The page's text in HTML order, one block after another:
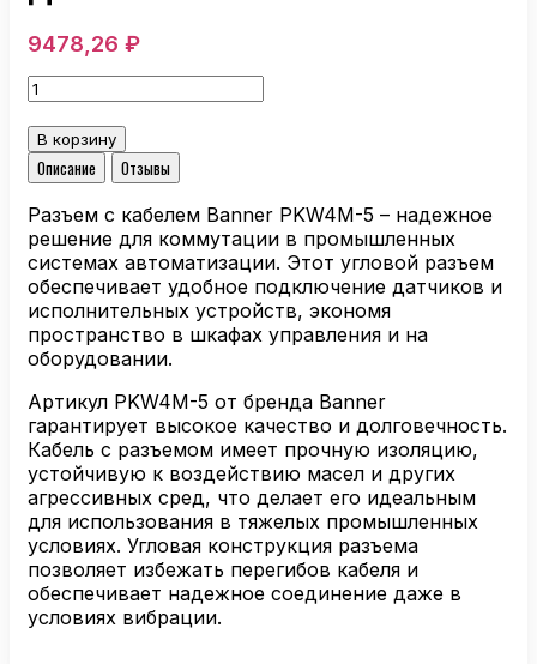
9478,26 ₽
Количество
товара
Разъем
с
кабелем
Banner
PKW4M-
5
В корзину
Описание
Отзывы
Разъем с кабелем Banner PKW4M-5 – надежное
решение для коммутации в промышленных
системах автоматизации. Этот угловой разъем
обеспечивает удобное подключение датчиков и
исполнительных устройств, экономя
пространство в шкафах управления и на
оборудовании.
Артикул PKW4M-5 от бренда Banner
гарантирует высокое качество и долговечность.
Кабель с разъемом имеет прочную изоляцию,
устойчивую к воздействию масел и других
агрессивных сред, что делает его идеальным
для использования в тяжелых промышленных
условиях. Угловая конструкция разъема
позволяет избежать перегибов кабеля и
обеспечивает надежное соединение даже в
условиях вибрации.